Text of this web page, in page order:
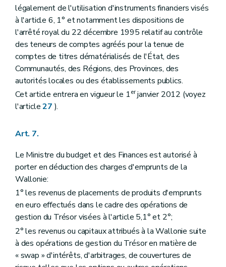
légalement de l'utilisation d'instruments financiers visés
à l'article 6, 1° et notamment les dispositions de
l'arrêté royal du 22 décembre 1995 relatif au contrôle
des teneurs de comptes agréés pour la tenue de
comptes de titres dématérialisés de l'État, des
Communautés, des Régions, des Provinces, des
autorités locales ou des établissements publics.
Cet article entrera en vigueur le 1erjanvier 2012 (voyez
l'article27 ).
Art. 7.
Le Ministre du budget et des Finances est autorisé à
porter en déduction des charges d'emprunts de la
Wallonie:
1° les revenus de placements de produits d'emprunts
en euro effectués dans le cadre des opérations de
gestion du Trésor visées à l'article 5,1° et 2°;
2° les revenus ou capitaux attribués à la Wallonie suite
à des opérations de gestion du Trésor en matière de
« swap » d'intérêts, d'arbitrages, de couvertures de